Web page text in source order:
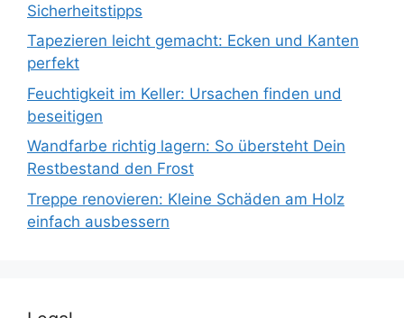
Sicherheitstipps
Tapezieren leicht gemacht: Ecken und Kanten
perfekt
Feuchtigkeit im Keller: Ursachen finden und
beseitigen
Wandfarbe richtig lagern: So übersteht Dein
Restbestand den Frost
Treppe renovieren: Kleine Schäden am Holz
einfach ausbessern